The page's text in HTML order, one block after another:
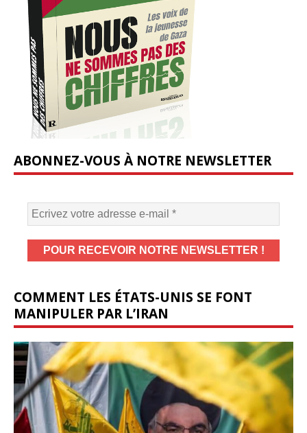
ABONNEZ-VOUS À NOTRE NEWSLETTER
COMMENT LES ÉTATS-UNIS SE FONT
MANIPULER PAR L’IRAN